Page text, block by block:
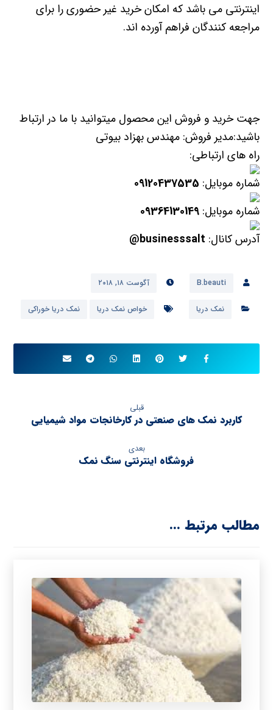
اینترنتی می باشد که امکان خرید غیر حضوری را برای
مراجعه کنندگان فراهم آورده اند.
جهت خرید و فروش این محصول میتوانید با ما در ارتباط
باشید:مدیر فروش: مهندس بهزاد بیوتی
راه های ارتباطی:
شماره موبایل: 09120437535
شماره موبایل:09364130149
آدرس کانال: businesssalt@
B.beauti آگوست ۱۸, ۲۰۱۸
نمک دریا خواص نمک دریا نمک دریا خوراکی
قبلی
کاربرد نمک های صنعتی در کارخانجات مواد شیمیایی
بعدی
فروشگاه اینترنتی سنگ نمک
مطالب مرتبط ...